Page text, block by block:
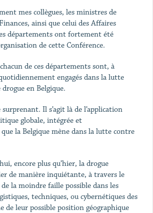
mes collègues, les ministres de
ainsi que celui des Affaires
départements ont fortement été
de cette Conférence.
de ces départements sont, à
engagés dans la lutte
en Belgique.
surprenant. Il s’agit là de l’application
globale, intégrée et
la Belgique mène dans la lutte contre
encore plus qu’hier, la drogue
de manière inquiétante, à travers le
la moindre faille possible dans les
techniques, ou cybernétiques des
de leur possible position géographique